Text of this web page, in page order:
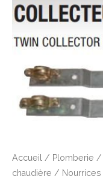
Accueil / Plomberie /
chaudière / Nourrices